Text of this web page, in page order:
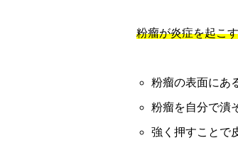
粉瘤が炎症を起こ
粉瘤の表面にあ
粉瘤を自分で潰
強く押すことで